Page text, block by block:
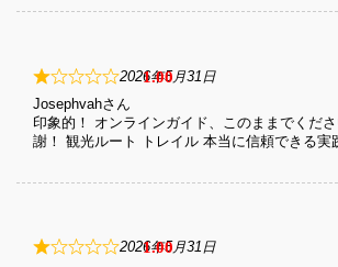
1
2026年5月31日
印象的！ オンラインガイド、このままでくだ
謝！ 観光ルート トレイル 本当に信頼できる
Josephvah
1
2026年5月31日